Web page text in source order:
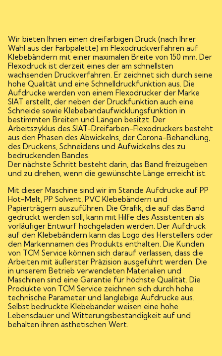
Wir bieten Ihnen einen dreifarbigen Druck (nach Ihrer
Wahl aus der Farbpalette) im Flexodruckverfahren auf
Klebebändern mit einer maximalen Breite von 150 mm. Der
Flexodruck ist derzeit eines der am schnellsten
wachsenden Druckverfahren. Er zeichnet sich durch seine
hohe Qualität und eine Schnelldruckfunktion aus. Die
Aufdrucke werden von einem Flexodrucker der Marke
SIAT erstellt, der neben der Druckfunktion auch eine
Schneide sowie Klebebandaufwicklungsfunktion in
bestimmten Breiten und Längen besitzt. Der
Arbeitszyklus des SIAT-Dreifarben-Flexodruckers besteht
aus den Phasen des Abwickelns, der Corona-Behandlung,
des Druckens, Schneidens und Aufwickelns des zu
bedruckenden Bandes.
Der nächste Schritt besteht darin, das Band freizugeben
und zu drehen, wenn die gewünschte Länge erreicht ist.
Mit dieser Maschine sind wir im Stande Aufdrucke auf PP
Hot-Melt, PP Solvent, PVC Klebebändern und
Papierträgern auszuführen. Die Grafik, die auf das Band
gedruckt werden soll, kann mit Hilfe des Assistenten als
vorläufiger Entwurf hochgeladen werden. Der Aufdruck
auf den Klebebändern kann das Logo des Herstellers oder
den Markennamen des Produkts enthalten. Die Kunden
von TCM Service können sich darauf verlassen, dass die
Arbeiten mit äußerster Präzision ausgeführt werden. Die
in unserem Betrieb verwendeten Materialien und
Maschinen sind eine Garantie für höchste Qualität. Die
Produkte von TCM Service zeichnen sich durch hohe
technische Parameter und langlebige Aufdrucke aus.
Selbst bedruckte Klebebänder weisen eine hohe
Lebensdauer und Witterungsbeständigkeit auf und
behalten ihren ästhetischen Wert.